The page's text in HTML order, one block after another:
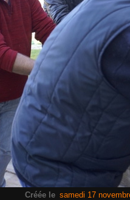
Créée le samedi 17